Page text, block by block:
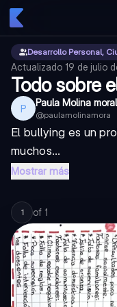
Desarrollo Personal,
Actualizado 19 de julio
Todo sobre
P Paula Molina
@paulamolinamora
El bullying es un
muchos...
Mostrar más
1 of 1